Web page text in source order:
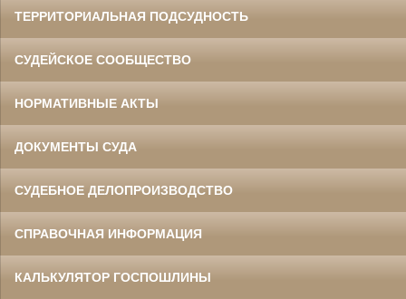
ТЕРРИТОРИАЛЬНАЯ ПОДСУДНОСТЬ
СУДЕЙСКОЕ СООБЩЕСТВО
НОРМАТИВНЫЕ АКТЫ
ДОКУМЕНТЫ СУДА
СУДЕБНОЕ ДЕЛОПРОИЗВОДСТВО
СПРАВОЧНАЯ ИНФОРМАЦИЯ
КАЛЬКУЛЯТОР ГОСПОШЛИНЫ